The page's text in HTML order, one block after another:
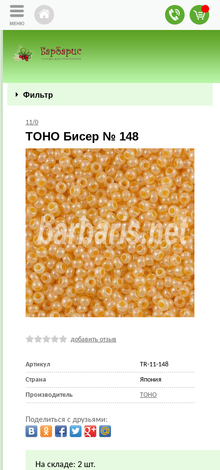
Фильтр
11/0
TOHO Бисер № 148
добавить отзыв
Артикул TR-11-148
Страна Япония
Производитель TOHO
Поделиться с друзьями:
На складе: 2 шт.